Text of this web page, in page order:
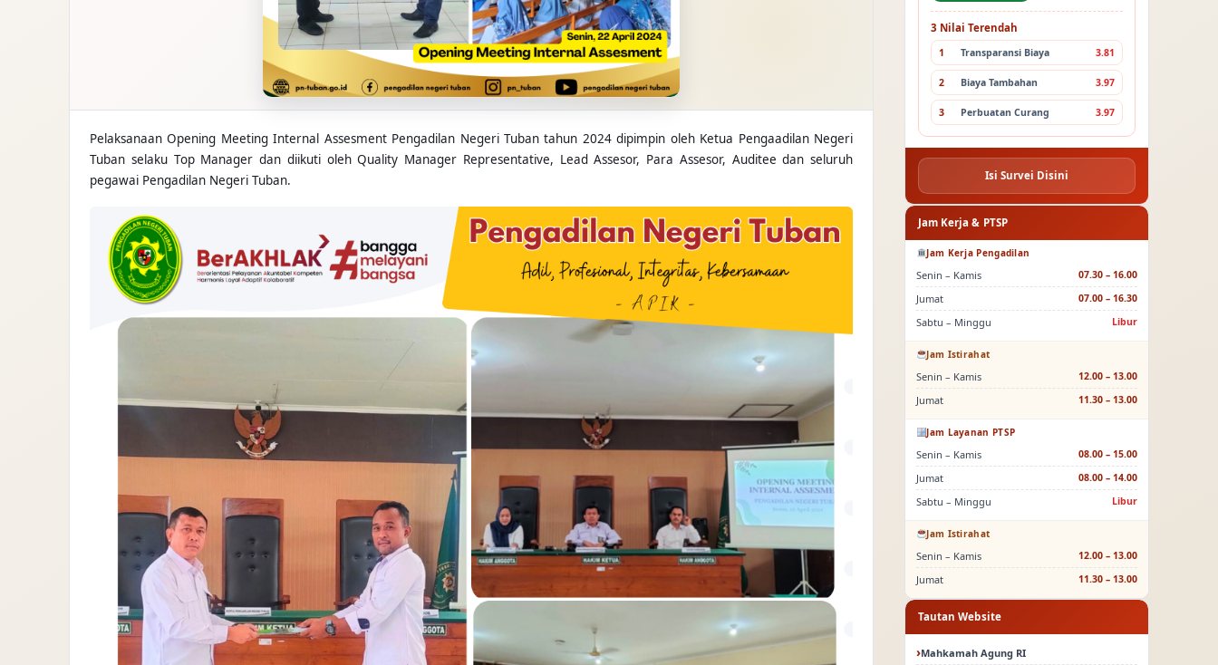
Pelaksanaan Opening Meeting Internal Assesment Pengadilan Negeri Tuban tahun 2024 dipimpin oleh Ketua Pengaadilan Negeri
Tuban selaku Top Manager dan diikuti oleh Quality Manager Representative, Lead Assesor, Para Assesor, Auditee dan seluruh
pegawai Pengadilan Negeri Tuban.
3 Nilai Terendah
1 Transparansi Biaya 3.81
2 Biaya Tambahan 3.97
3 Perbuatan Curang 3.97
Isi Survei Disini
Jam Kerja & PTSP
Jam Kerja Pengadilan
Senin – Kamis 07.30 – 16.00
Jumat 07.00 – 16.30
Sabtu – Minggu Libur
Jam Istirahat
Senin – Kamis 12.00 – 13.00
Jumat 11.30 – 13.00
Jam Layanan PTSP
Senin – Kamis 08.00 – 15.00
Jumat 08.00 – 14.00
Sabtu – Minggu Libur
Jam Istirahat
Senin – Kamis 12.00 – 13.00
Jumat 11.30 – 13.00
Tautan Website
Mahkamah Agung RI